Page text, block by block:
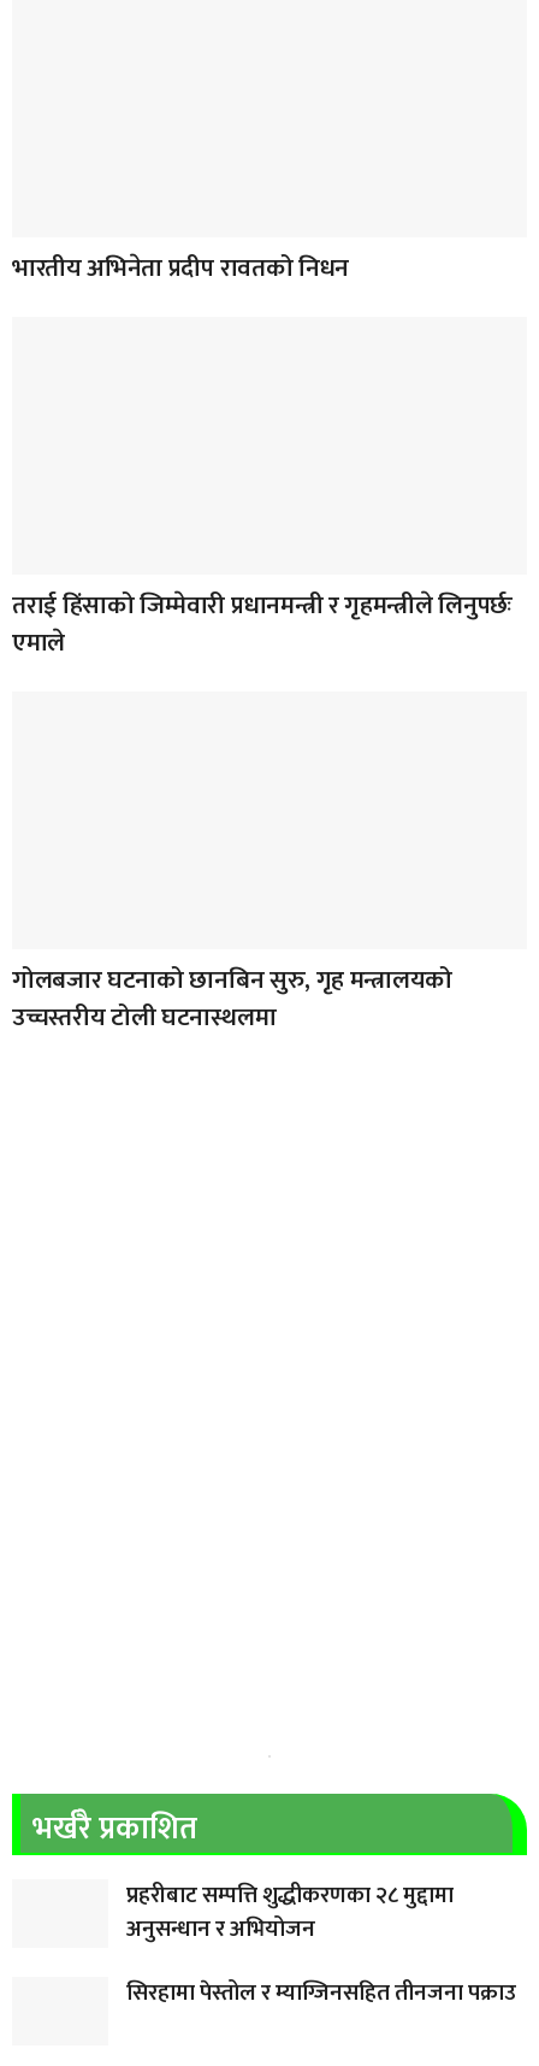
भारतीय अभिनेता प्रदीप रावतको निधन
तराई हिंसाको जिम्मेवारी प्रधानमन्त्री र गृहमन्त्रीले लिनुपर्छः
एमाले
गोलबजार घटनाको छानबिन सुरु, गृह मन्त्रालयको
उच्चस्तरीय टोली घटनास्थलमा
भर्खरै प्रकाशित
प्रहरीबाट सम्पत्ति शुद्धीकरणका २८ मुद्दामा
अनुसन्धान र अभियोजन
सिरहामा पेस्तोल र म्याग्जिनसहित तीनजना पक्राउ